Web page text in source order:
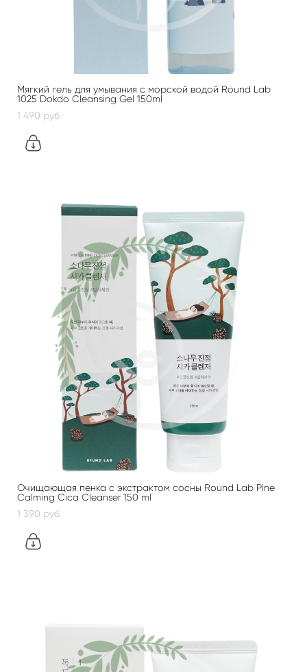
Мягкий гель для умывания с морской водой Round Lab
1025 Dokdo Cleansing Gel 150ml
1 490 pуб.
Очищающая пенка с экстрактом сосны Round Lab Pine
Calming Cica Cleanser 150 ml
1 390 pуб.